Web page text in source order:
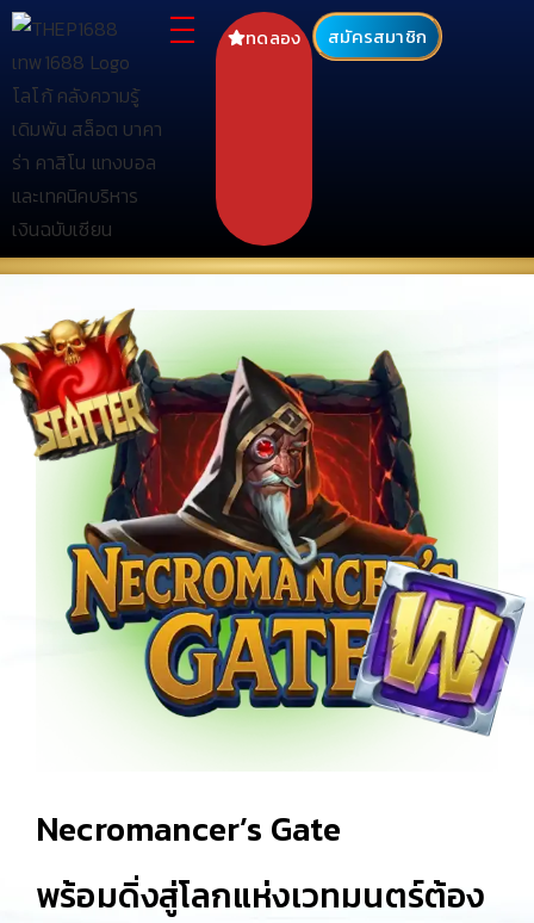
ทดลอง สมัครสมาชิก
Necromancer’s Gate
พร้อมดิ่งสู่โลกแห่งเวทมนตร์ต้อง